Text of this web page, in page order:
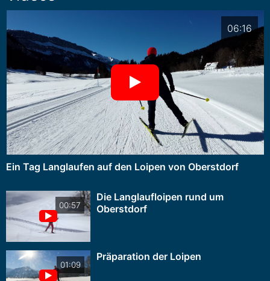
06:16
Ein Tag Langlaufen auf den Loipen von Oberstdorf
00:57
Die Langlaufloipen rund um
Oberstdorf
01:09
Präparation der Loipen